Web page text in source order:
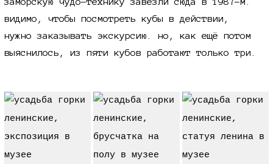
видимо, чтобы посмотреть кубы в действии,
нужно заказывать экскурсию. но, как ещё потом
выяснилось, из пяти кубов работают только три.